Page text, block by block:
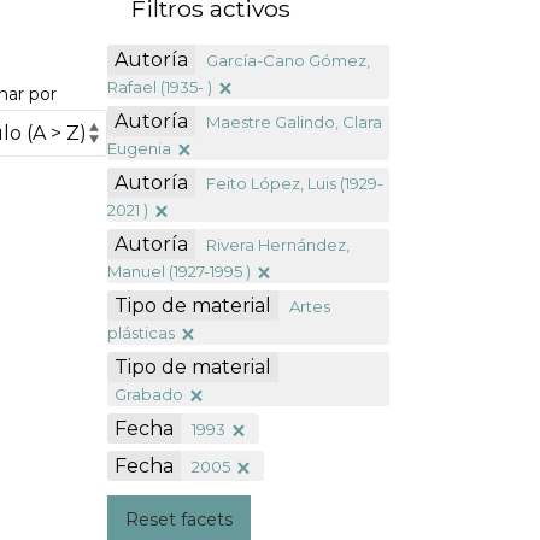
por
Filtros activos
Autoría
García-Cano Gómez,
Rafael (1935- )
Autoría
Maestre Galindo, Clara
Eugenia
Autoría
Feito López, Luis (1929-
2021 )
Autoría
Rivera Hernández,
Manuel (1927-1995 )
Tipo de material
Artes
plásticas
Tipo de material
Grabado
Fecha 1993
Fecha 2005
Reset facets